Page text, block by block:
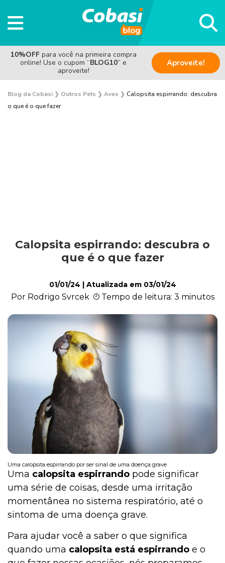
10%OFF para você na primeira compra
online! Use o cupom “BLOG10” e
aproveite!
Aproveite!
Blog da Cobasi ❯ Outros Pets ❯ Aves ❯ Calopsita espirrando: descubra
o que é o que fazer
Exóticos e Silvestres
Mamíferos
Répteis
Roedores
Calopsita espirrando: descubra o
que é o que fazer
01/01/24 | Atualizada em 03/01/24
Por Rodrigo Svrcek Tempo de leitura: 3 minutos
Uma calopsita espirrando por ser sinal de uma doença grave
Uma calopsita espirrando pode significar
uma série de coisas, desde uma irritação
momentânea no sistema respiratório, até o
sintoma de uma doença grave.
Para ajudar você a saber o que significa
quando uma calopsita está espirrando e o